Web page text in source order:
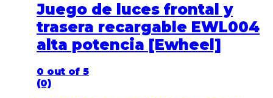
Juego de luces frontal y
trasera recargable EWL004
alta potencia [Ewheel]
0 out of 5
(0)